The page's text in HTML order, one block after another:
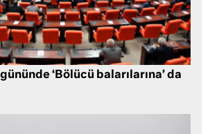
‘Bölücü balarılarına’ da